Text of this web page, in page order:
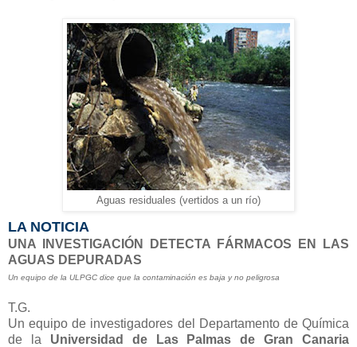
Aguas residuales (vertidos a un río)
LA NOTICIA
UNA INVESTIGACIÓN DETECTA FÁRMACOS EN LAS
AGUAS DEPURADAS
Un equipo de la ULPGC dice que la contaminación es baja y no peligrosa
T.G.
Un equipo de investigadores del Departamento de Química
de la Universidad de Las Palmas de Gran Canaria